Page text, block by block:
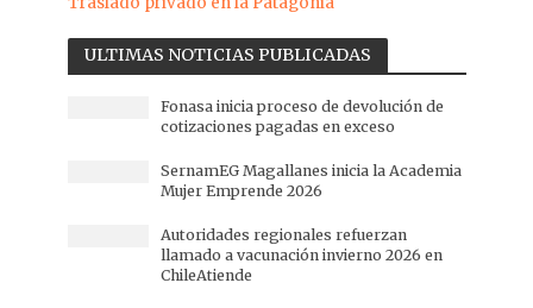
ULTIMAS NOTICIAS PUBLICADAS
Fonasa inicia proceso de devolución de
cotizaciones pagadas en exceso
SernamEG Magallanes inicia la Academia
Mujer Emprende 2026
Autoridades regionales refuerzan
llamado a vacunación invierno 2026 en
ChileAtiende